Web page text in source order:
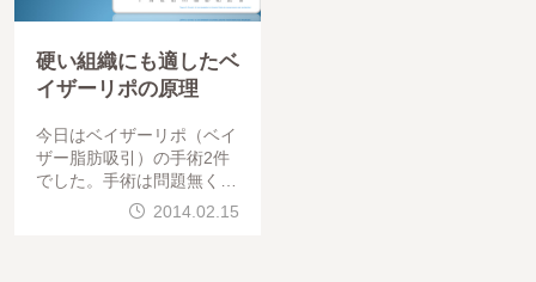
硬い組織にも適したベ
イザーリポの原理
今日はベイザーリポ（ベイ
ザー脂肪吸引）の手術2件
でした。手術は問題無く終
わっています。お疲れ様で
2014.02.15